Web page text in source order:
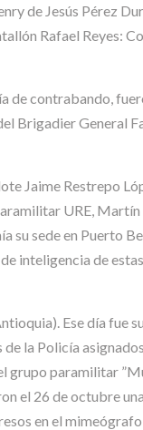
de Jesús Pérez
Rafael Reyes:
de contrabando,
Brigadier General
Jaime Restrepo
URE,
su sede en Puerto
inteligencia de
Ese día fue
la Policía
paramilitar
el 26 de octubre
en el